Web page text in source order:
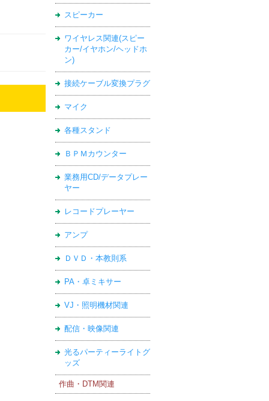
スピーカー
ワイヤレス関連(スピー
カー/イヤホン/ヘッドホ
ン)
接続ケーブル変換プラグ
マイク
各種スタンド
ＢＰＭカウンター
業務用CD/データプレー
ヤー
レコードプレーヤー
アンプ
ＤＶＤ・本教則系
PA・卓ミキサー
VJ・照明機材関連
配信・映像関連
光るパーティーライトグ
ッズ
作曲・DTM関連